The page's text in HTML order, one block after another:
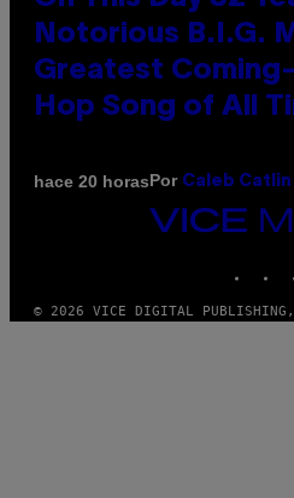
Notorious B.I.G.
Greatest
Hop Song of All
hace 20 horasPor Caleb Catlin
VICE
© 2026 VICE DIGITAL